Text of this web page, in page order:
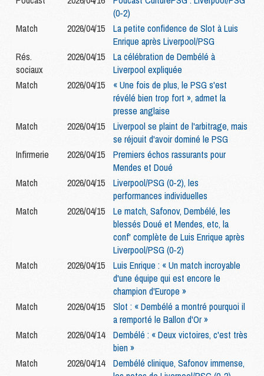
(0-2)
Match
2026/04/15
La petite confidence de Slot à Luis
Enrique après Liverpool/PSG
Rés.
sociaux
2026/04/15
La célébration de Dembélé à
Liverpool expliquée
Match
2026/04/15
« Une fois de plus, le PSG s'est
révélé bien trop fort », admet la
presse anglaise
Match
2026/04/15
Liverpool se plaint de l'arbitrage, mais
se réjouit d'avoir dominé le PSG
Infirmerie
2026/04/15
Premiers échos rassurants pour
Mendes et Doué
Match
2026/04/15
Liverpool/PSG (0-2), les
performances individuelles
Match
2026/04/15
Le match, Safonov, Dembélé, les
blessés Doué et Mendes, etc, la
conf' complète de Luis Enrique après
Liverpool/PSG (0-2)
Match
2026/04/15
Luis Enrique : « Un match incroyable
d'une équipe qui est encore le
champion d'Europe »
Match
2026/04/15
Slot : « Dembélé a montré pourquoi il
a remporté le Ballon d'Or »
Match
2026/04/14
Dembélé : « Deux victoires, c'est très
bien »
Match
2026/04/14
Dembélé clinique, Safonov immense,